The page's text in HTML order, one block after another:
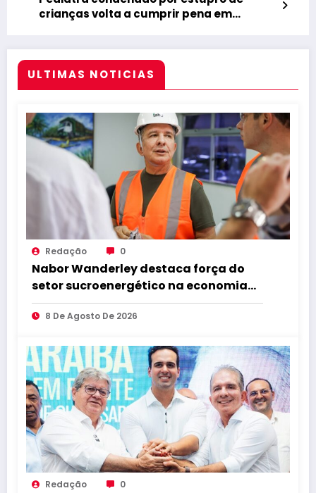
crianças volta a cumprir pena em
ULTIMAS NOTICIAS
Redação 0
Nabor Wanderley destaca força do
setor sucroenergético na economia
da Paraíba durante visita à Destilaria
Tabu
8 De Agosto De 2026
Redação 0